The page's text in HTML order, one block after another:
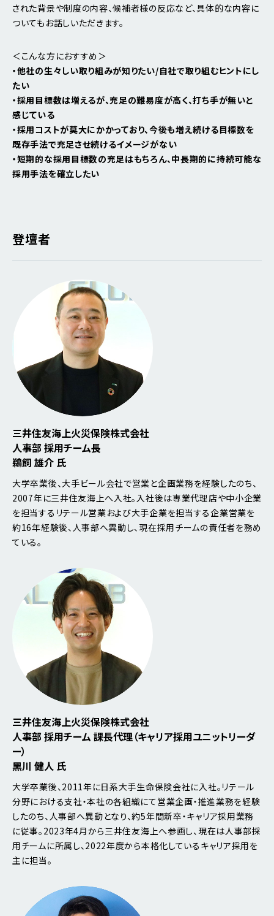
された背景や制度の内容、候補者様の反応など、具体的な内容に
ついてもお話しいただきます。
＜こんな方におすすめ＞
・他社の生々しい取り組みが知りたい/自社で取り組むヒントにし
たい
・採用目標数は増えるが、充足の難易度が高く、打ち手が無いと
感じている
・採用コストが莫大にかかっており、今後も増え続ける目標数を
既存手法で充足させ続けるイメージがない
・短期的な採用目標数の充足はもちろん、中長期的に持続可能な
採用手法を確立したい
登壇者
三井住友海上火災保険株式会社
人事部 採用チーム長
鵜飼 雄介 氏
大学卒業後、大手ビール会社で営業と企画業務を経験したのち、
2007年に三井住友海上へ入社。入社後は専業代理店や中小企業
を担当するリテール営業および大手企業を担当する企業営業を
約16年経験後、人事部へ異動し、現在採用チームの責任者を務め
ている。
三井住友海上火災保険株式会社
人事部 採用チーム 課長代理（キャリア採用ユニットリーダ
ー）
黑川 健人 氏
大学卒業後、2011年に日系大手生命保険会社に入社。リテール
分野における支社・本社の各組織にて営業企画・推進業務を経験
したのち、人事部へ異動となり、約5年間新卒・キャリア採用業務
に従事。2023年4月から三井住友海上へ参画し、現在は人事部採
用チームに所属し、2022年度から本格化しているキャリア採用を
主に担当。